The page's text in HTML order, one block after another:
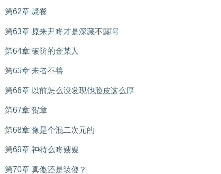
第62章 聚餐
第63章 原来尹咚才是深藏不露啊
第64章 破防的金某人
第65章 来者不善
第66章 以前怎么没发现他脸皮这么厚
第67章 贺章
第68章 像是个混二次元的
第69章 神特么咚嫂嫂
第70章 真傻还是装傻？